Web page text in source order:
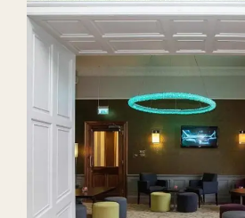
Reservas Directas
Cómo aumentar las
directas: la guía
independientes por
retorno
agosto de 2026
Lorenzo Bonari
11 min de lectura
Guía por orden de retorno